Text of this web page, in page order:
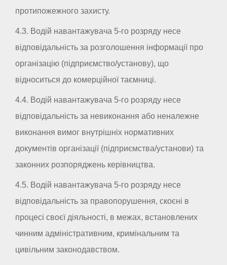
протипожежного захисту.
4.3. Водій навантажувача 5-го розряду несе
відповідальність за розголошення інформації про
організацію (підприємство/установу), що
відноситься до комерційної таємниці.
4.4. Водій навантажувача 5-го розряду несе
відповідальність за невиконання або неналежне
виконання вимог внутрішніх нормативних
документів організації (підприємства/установи) та
законних розпоряджень керівництва.
4.5. Водій навантажувача 5-го розряду несе
відповідальність за правопорушення, скоєні в
процесі своєї діяльності, в межах, встановлених
чинним адміністративним, кримінальним та
цивільним законодавством.